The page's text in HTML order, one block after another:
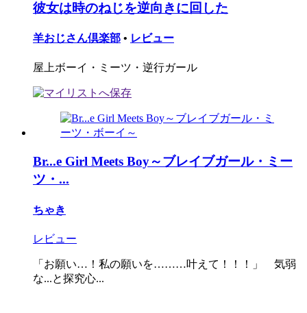
彼女は時のねじを逆向きに回した
羊おじさん倶楽部 • レビュー
屋上ボーイ・ミーツ・逆行ガール
Br...e Girl Meets Boy～ブレイブガール・ミー
ツ・...
ちゃき
レビュー
「お願い…！私の願いを………叶えて！！！」 気弱
な...と探究心...